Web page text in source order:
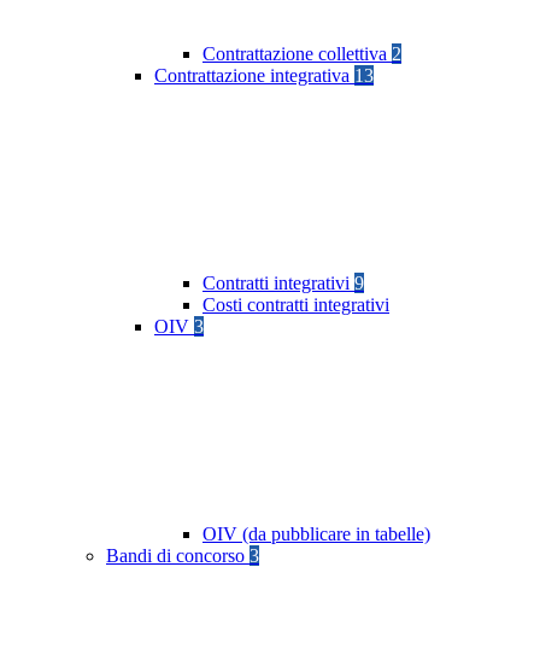
Contrattazione collettiva 2
Contrattazione integrativa 13
Contratti integrativi 9
Costi contratti integrativi
OIV 3
OIV (da pubblicare in tabelle)
Bandi di concorso 3